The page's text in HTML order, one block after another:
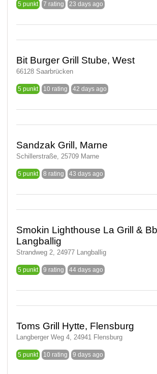
5 punkt 7 rating 23 days ago
Bit Burger Grill Stube, West
66128 Saarbrücken
5 punkt 10 rating 42 days ago
Sandzak Grill, Marne
Schillerstraße, 25709 Marne
5 punkt 8 rating 43 days ago
Smokin Lighthouse La Grill &
Langballig
Strandweg 2, 24977 Langballig
5 punkt 9 rating 44 days ago
Toms Grill Hytte, Flensburg
Langberger Weg 4, 24941 Flensburg
5 punkt 10 rating 9 days ago